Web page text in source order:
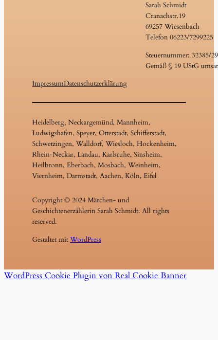
Sarah Schmidt
Cranachstr.19
69257 Wiesenbach
Telefon 06223/7299225
Steuernummer: 32385/
Gemäß § 19 UStG
ImpressumDatenschutzerklärung
Heidelberg, Neckargemünd, Mannheim,
Ludwigshafen, Speyer, Otterstadt, Schifferstadt,
Schwetzingen, Walldorf, Wiesloch, Hockenheim,
Rhein-Neckar, Landau, Karlsruhe, Sinsheim,
Heilbronn, Eberbach, Mosbach, Weinheim,
Viernheim, Darmstadt, Aachen, Köln, Eifel
Copyright © 2024 Märchen- und
Geschichtenerzählerin Sarah Schmidt. All rights
reserved.
Gestaltet mitWordPress
WordPress Cookie Plugin von Real Cookie Banner